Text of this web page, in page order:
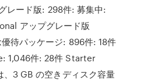
レード版: 298件: 募集中:
アップグレード版
待パッケージ: 896件: 18件
1,046件: 28件 Starter
3 GB の空きディスク容量